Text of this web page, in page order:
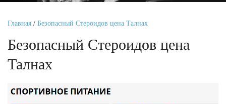
Главная / Безопасный Стероидов цена Талнах
Безопасный Стероидов цена
Талнах